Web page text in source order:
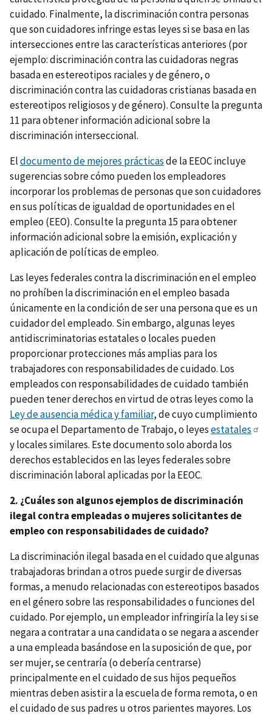
cuidado. Finalmente, la discriminación contra personas
que son cuidadores infringe estas leyes si se basa en las
intersecciones entre las características anteriores (por
ejemplo: discriminación contra las cuidadoras negras
basada en estereotipos raciales y de género, o
discriminación contra las cuidadoras cristianas basada en
estereotipos religiosos y de género). Consulte la pregunta
11 para obtener información adicional sobre la
discriminación interseccional.
Eldocumento de mejores prácticasde la EEOC incluye
sugerencias sobre cómo pueden los empleadores
incorporar los problemas de personas que son cuidadores
en sus políticas de igualdad de oportunidades en el
empleo (EEO). Consulte la pregunta 15 para obtener
información adicional sobre la emisión, explicación y
aplicación de políticas de empleo.
Las leyes federales contra la discriminación en el empleo
no prohíben la discriminación en el empleo basada
únicamente en la condición de ser una persona que es un
cuidador del empleado. Sin embargo, algunas leyes
antidiscriminatorias estatales o locales pueden
proporcionar protecciones más amplias para los
trabajadores con responsabilidades de cuidado. Los
empleados con responsabilidades de cuidado también
pueden tener derechos en virtud de otras leyes como la
Ley de ausencia médica y familiar, de cuyo cumplimiento
se ocupa el Departamento de Trabajo, o leyesestatales
y locales similares. Este documento solo aborda los
derechos establecidos en las leyes federales sobre
discriminación laboral aplicadas por la EEOC.
2. ¿Cuáles son algunos ejemplos de discriminación
ilegal contra empleadas o mujeres solicitantes de
empleo con responsabilidades de cuidado?
La discriminación ilegal basada en el cuidado que algunas
trabajadoras brindan a otros puede surgir de diversas
formas, a menudo relacionadas con estereotipos basados ​​
en el género sobre las responsabilidades o funciones del
cuidado. Por ejemplo, un empleador infringiría la ley si se
negara a contratar a una candidata o se negara a ascender
a una empleada basándose en la suposición de que, por
ser mujer, se centraría (o debería centrarse)
principalmente en el cuidado de sus hijos pequeños
mientras deben asistir a la escuela de forma remota, o en
el cuidado de sus padres u otros parientes mayores. Los